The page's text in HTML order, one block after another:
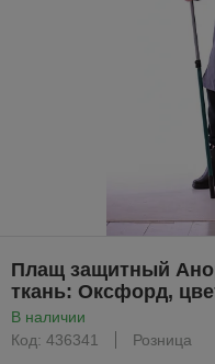
Плащ защитный
ткань: Оксфорд,
В наличии
Код: 436341
Розница